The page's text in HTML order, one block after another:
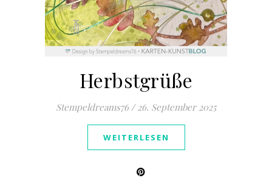
Herbstgrüße
Stempeldreams76 / 26. September 2025
WEITERLESEN